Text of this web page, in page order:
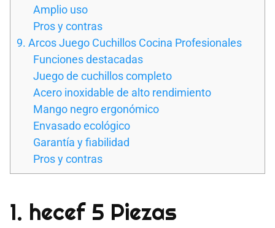
Amplio uso
Pros y contras
9. Arcos Juego Cuchillos Cocina Profesionales
Funciones destacadas
Juego de cuchillos completo
Acero inoxidable de alto rendimiento
Mango negro ergonómico
Envasado ecológico
Garantía y fiabilidad
Pros y contras
1. hecef 5 Piezas